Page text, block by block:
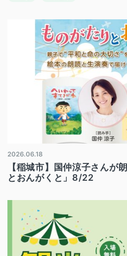
2026.06.18
【稲城市】国仲涼子さんが
とおんがくと」8/22